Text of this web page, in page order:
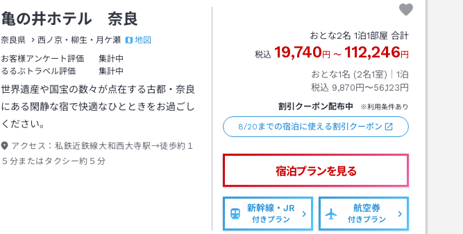
亀の井ホテル 奈良
奈良県 西ノ京・柳生・月ケ瀬
地図
お客様アンケート評価
集計中
るるぶトラベル評価
集計中
世界遺産や国宝の数々が点在する古都・奈良
にある閑静な宿で快適なひとときをお過ごし
ください。
アクセス： 私鉄近鉄線大和西大寺駅→徒歩約１
５分またはタクシー約５分
おとな2名 1泊1部屋 合計
税込 19,740 円 〜 112,246 円
おとな1名 (2名1室)｜ 1泊
税込 9,870円〜56,123円
割引クーポン配布中 ※利用条件あり
8/20までの宿泊に使える割引クーポン
宿泊プランを見る
新幹線・JR
付きプラン
航空券
付きプラン